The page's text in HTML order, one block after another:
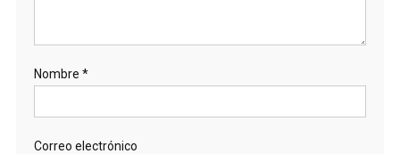
Nombre *
Correo electrónico